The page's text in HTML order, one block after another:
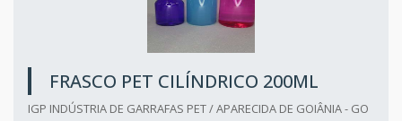
FRASCO PET CILÍNDRICO 200ML
IGP INDÚSTRIA DE GARRAFAS PET / APARECIDA DE GOIÂNIA - GO